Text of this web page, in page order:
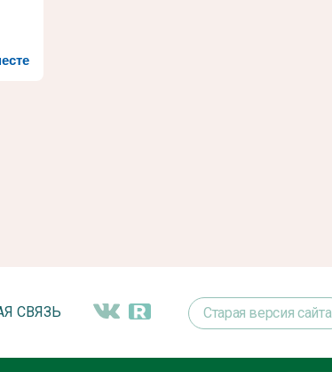
СВЯЗЬ Старая версия сайта